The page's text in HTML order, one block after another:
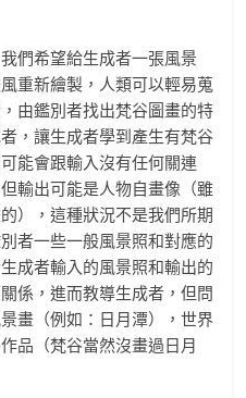
們希望給生成者一張風景
重新繪製，人類可以輕易蒐
由鑑別者找出梵谷圖畫的特
，讓生成者學到產生有梵谷
能會跟輸入沒有任何關連
輸出可能是人物自畫像（雖
），這種狀況不是我們所期
者一些一般風景照和對應的
成者輸入的風景照和輸出的
係，進而教導生成者，但問
畫（例如：日月潭），世界
品（梵谷當然沒畫過日月